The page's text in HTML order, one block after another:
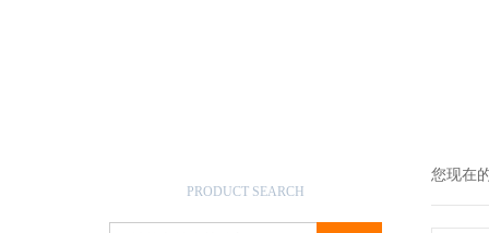
PRODUCT SEARCH
您现在